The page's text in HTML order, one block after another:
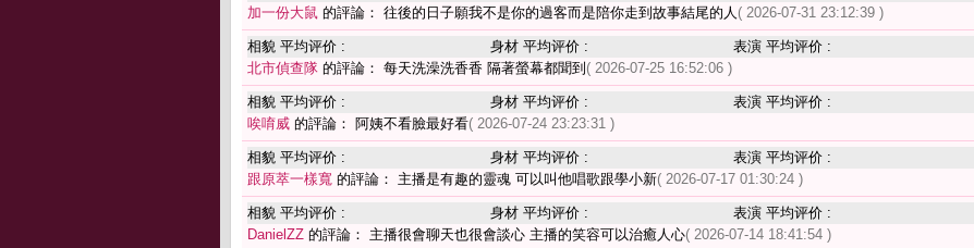
加一份大鼠 的評論： 往後的日子願我不是你的過客而是陪你走到故事結尾的人 ( 2026-07-31 23:12:39 )
相貌 平均评价 : 身材 平均评价 : 表演 平均评价 :
北市偵查隊 的評論： 每天洗澡洗香香 隔著螢幕都聞到 ( 2026-07-25 16:52:06 )
相貌 平均评价 : 身材 平均评价 : 表演 平均评价 :
唉唷威 的評論： 阿姨不看臉最好看( 2026-07-24 23:23:31 )
相貌 平均评价 : 身材 平均评价 : 表演 平均评价 :
跟原萃一樣寬 的評論： 主播是有趣的靈魂 可以叫他唱歌跟學小新( 2026-07-17 01:30:24 )
相貌 平均评价 : 身材 平均评价 : 表演 平均评价 :
DanielZZ 的評論： 主播很會聊天也很會談心 主播的笑容可以治癒人心( 2026-07-14 18:41:54 )